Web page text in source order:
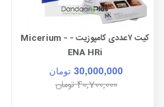
کیت ۷عددی کامپوزیت - Micerium -
ENA HRi
30,000,000 تومان
40,700,000تومان